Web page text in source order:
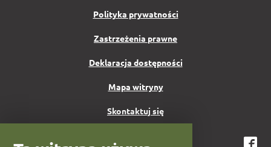
Polityka prywatności
Zastrzeżenia prawne
Deklaracja dostępności
Mapa witryny
Skontaktuj się